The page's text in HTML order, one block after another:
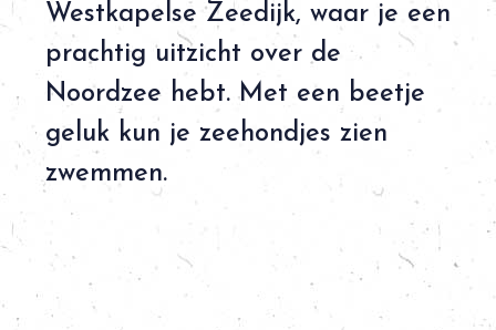
Westkapelse Zeedijk, waar je een
prachtig uitzicht over de
Noordzee hebt. Met een beetje
geluk kun je zeehondjes zien
zwemmen.